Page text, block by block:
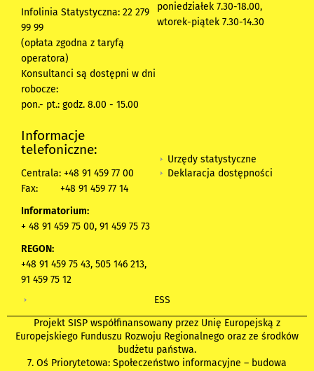
Infolinia Statystyczna: 22 279
99 99
(opłata zgodna z taryfą
operatora)
Konsultanci są dostępni w dni
robocze:
pon.- pt.: godz. 8.00 - 15.00
poniedziałek 7.30-18.00,
wtorek-piątek 7.30-14.30
Informacje
telefoniczne:
Centrala: +48 91 459 77 00
Fax:
+48 91 459 77 14
Informatorium:
+ 48 91 459 75 00, 91 459 75 73
REGON:
+48 91 459 75 43, 505 146 213,
91 459 75 12
Urzędy statystyczne
Deklaracja dostępności
ESS
Projekt SISP współfinansowany przez Unię Europejską z
Europejskiego Funduszu Rozwoju Regionalnego oraz ze środków
budżetu państwa.
7. Oś Priorytetowa: Społeczeństwo informacyjne – budowa